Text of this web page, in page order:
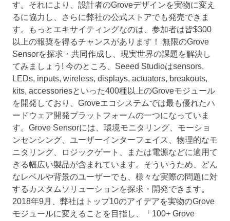
す。それにより、設計者のGroveデザインを実物に変え
るに協力し、さらに弊社の公式ストアでも発売できま
す。もっとエキサイティングなのは、参加者は皆$300
以上の報奨を得るチャンスがあります！ 無限のGrove
Sensorを探求・共同作成し、現実世界の課題を解決し
てみましょう! 今のところ、Seeed Studioはsensors,
LEDs, inputs, wireless, displays, actuators, breakouts,
kits, accessoriesといった400種以上のGroveモジュール
を開発しており、Groveエコシステムでは最も優れたハ
ードウェア開発プラットフォームの一つになっていま
す。Grove Sensorには、環境モニタリング、モーショ
ンセンシング、ユーザーインターフェイス、物理的なモ
ニタリング、ロジックゲート、または電源などに適用て
きる幅広い製品が含まれています。そういうため、どん
なレベルや背景のユーザーでも、様々な実際の問題に対
するカスタムソリューションを探求・開発できます。
2018年9月、弊社はトップ10のアイデアを実物のGrove
モジュールに変えることを目指し、「100+ Grove